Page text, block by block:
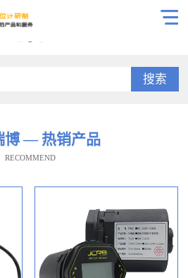
搜索
博 — 热销产品
RECOMMEND